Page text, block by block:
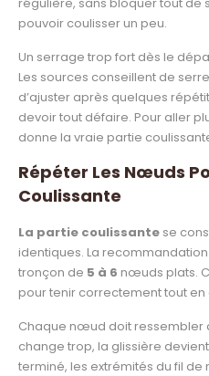
régulière, sans bloquer tout de
pouvoir coulisser un peu.
Un serrage trop fort dès le
Les sources conseillent de
d’ajuster après quelques
devoir tout défaire. Pour aller
donne la vraie partie
Répéter Les Nœuds
Coulissante
La partie coulissante se
identiques. La
tronçon de 5 à 6 nœuds plats.
pour tenir correctement tout
Chaque nœud doit ressembler
change trop, la glissière
terminé, les extrémités du fil